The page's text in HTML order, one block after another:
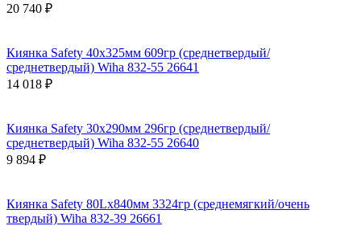
20 740 ₽
Киянка Safety 40х325мм 609гр (среднетвердый/
среднетвердый) Wiha 832-55 26641
14 018 ₽
Киянка Safety 30х290мм 296гр (среднетвердый/
среднетвердый) Wiha 832-55 26640
9 894 ₽
Киянка Safety 80Lх840мм 3324гр (среднемягкий/очень
твердый) Wiha 832-39 26661